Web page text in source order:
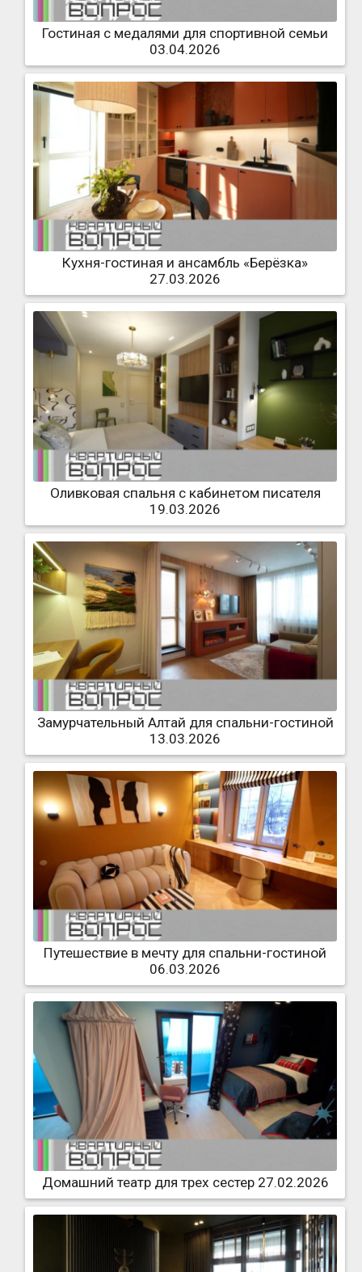
Гостиная с медалями для спортивной семьи
03.04.2026
Кухня-гостиная и ансамбль «Берёзка»
27.03.2026
Оливковая спальня с кабинетом писателя
19.03.2026
Замурчательный Алтай для спальни-гостиной
13.03.2026
Путешествие в мечту для спальни-гостиной
06.03.2026
Домашний театр для трех сестер 27.02.2026